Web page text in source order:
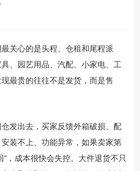
关心的是头程、仓租和尾程派
、园艺用品、汽配、小家电、工
最贵的往往不是发货，而是售
发出去，买家反馈外箱破损、配
装不上、功能异常，如果卖家第
”，成本很快会失控。大件退货不只